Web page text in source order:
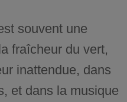
souvent une
fraîcheur du vert,
inattendue, dans
et dans la musique